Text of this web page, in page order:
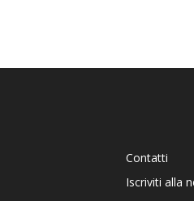
Contatti
Iscriviti alla